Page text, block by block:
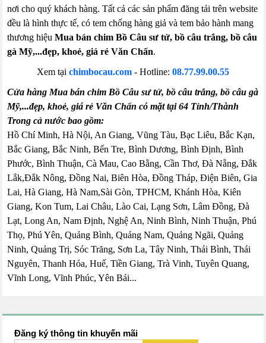
nơi cho quý khách hàng. Tất cả các sản phẩm đăng tải trên website
đều là hình thực tế, có tem chống hàng giả và tem bảo hành mang
thương hiệuMua bán chim Bồ Câu sư tử, bồ câu trắng, bồ câu
gà Mỹ,...đẹp, khoẻ, giá rẻ Văn Chấn.
Xem tại chimbocau.com - Hotline: 08.77.99.00.55
Cửa hàng Mua bán chim Bồ Câu sư tử, bồ câu trắng, bồ câu gà
Mỹ,...đẹp, khoẻ, giá rẻ Văn Chấn có mặt tại 64 Tỉnh/Thành
Trong cả nước bao gồm:
Hồ Chí Minh, Hà Nội, An Giang, Vũng Tàu, Bạc Liêu, Bắc Kạn,
Bắc Giang, Bắc Ninh, Bến Tre, Bình Dương, Bình Định, Bình
Phước, Bình Thuận, Cà Mau, Cao Bằng, Cần Thơ, Đà Nẵng, Đắk
Lắk,Đắk Nông, Đồng Nai, Biên Hòa, Đồng Tháp, Điện Biên, Gia
Lai, Hà Giang, Hà Nam,Sài Gòn, TPHCM, Khánh Hòa, Kiên
Giang, Kon Tum, Lai Châu, Lào Cai, Lạng Sơn, Lâm Đồng, Đà
Lạt, Long An, Nam Định, Nghệ An, Ninh Bình, Ninh Thuận, Phú
Thọ, Phú Yên, Quảng Bình, Quảng Nam, Quảng Ngãi, Quảng
Ninh, Quảng Trị, Sóc Trăng, Sơn La, Tây Ninh, Thái Bình, Thái
Nguyên, Thanh Hóa, Huế, Tiền Giang, Trà Vinh, Tuyên Quang,
Vĩnh Long, Vĩnh Phúc, Yên Bái...
Đăng ký thông tin khuyến mãi